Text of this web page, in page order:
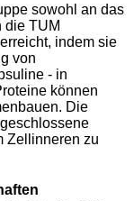
sowohl an das
die TUM
indem sie
von
- in
können
Die
Zellinneren zu